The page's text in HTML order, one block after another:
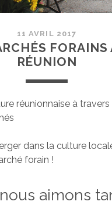
11 AVRIL 2017
FORAINS
RÉUNION
réunionnaise à travers
dans la culture
forain !
aimons